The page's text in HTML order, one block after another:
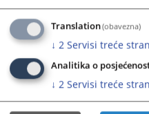
Translation(obavezna)
↓ 2 Servisi treće
Analitika o
↓ 2 Servisi treće